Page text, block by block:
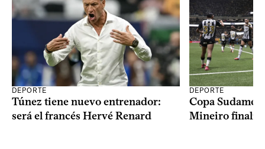
DEPORTE
Túnez tiene nuevo entrenador:
será el francés Hervé Renard
DEPORTE
Copa
Mineiro